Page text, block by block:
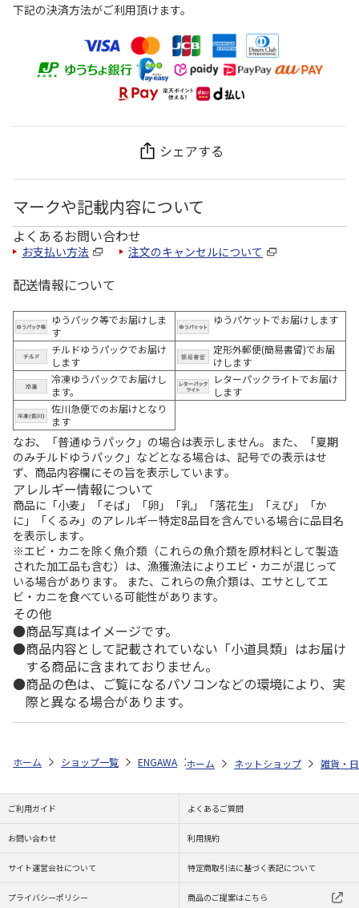
下記の決済方法がご利用頂けます。
シェアする
マークや記載内容について
よくあるお問い合わせ
お支払い方法 注文のキャンセルについて
配送情報について
ゆうパック等でお届けしま
す
ゆうパケットでお届けします
チルドゆうパックでお届け
します
定形外郵便(簡易書留)でお届
けします
冷凍ゆうパックでお届けし
ます。
レターパックライトでお届け
します
佐川急便でのお届けとなり
ます
なお、「普通ゆうパック」の場合は表示しません。また、「夏期
のみチルドゆうパック」などとなる場合は、記号での表示はせ
ず、商品内容欄にその旨を表示しています。
アレルギー情報について
商品に「小麦」「そば」「卵」「乳」「落花生」「えび」「か
に」「くるみ」のアレルギー特定8品目を含んでいる場合に品目名
を表示します。
※エビ・カニを除く魚介類（これらの魚介類を原材料として製造
された加工品も含む）は、漁獲漁法によりエビ・カニが混じって
いる場合があります。 また、これらの魚介類は、エサとしてエ
ビ・カニを食べている可能性があります。
その他
商品写真はイメージです。
商品内容として記載されていない「小道具類」はお届け
する商品に含まれておりません。
商品の色は、ご覧になるパソコンなどの環境により、実
際と異なる場合があります。
ホーム ショップ一覧 ENGAWA 名馬コレクション 特製アクリルオブ
ホーム ネットショップ 雑貨・
ご利用ガイド よくあるご質問
お問い合わせ 利用規約
サイト運営会社について 特定商取引法に基づく表記について
プライバシーポリシー 商品のご提案はこちら